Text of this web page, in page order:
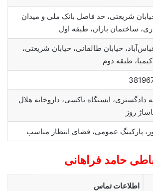
شریعتی، حد فاصل بانک ملی و میدان
ساختمان باران، طبقه اول
خیابان طالقانی، خیابان شریعتی،
طبقه دوم
دادگستری، ایستگاه تاکسی، داروخانه هلال
روز
پارکینگ عمومی، فضای انتظار مناسب
حامد فراهانی
اطلاعات تماس